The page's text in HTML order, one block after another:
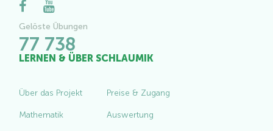
Gelöste Übungen
77 738
LERNEN & ÜBER SCHLAUMIK
Über das Projekt
Mathematik
Preise & Zugang
Auswertung